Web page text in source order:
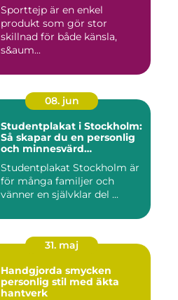
Sporttejp är en enkel
produkt som gör stor
skillnad för både känsla,
s&aum...
08. jun
Studentplakat i Stockholm:
Så skapar du en personlig
och minnesvärd
Studentplakat Stockholm är
för många familjer och
vänner en självklar del ...
31. maj
Handgjorda smycken
personlig stil med äkta
hantverk